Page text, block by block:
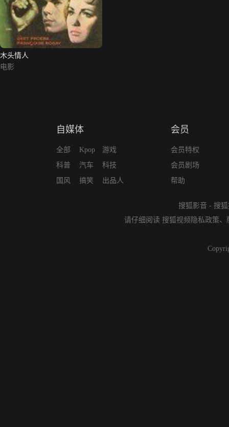
木头情人
电影
自媒体
全部
科普
国风
Kpop
汽车
搞笑
游戏
科技
出品人
会员
会员特权
会员剧场
帮助
搜狐影音 - 搜
请仔细阅读 搜狐视频隐私政策、